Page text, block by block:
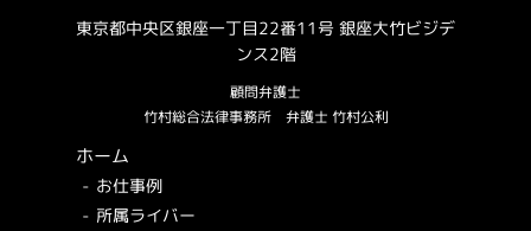
東京都中央区銀座一丁目22番11号 銀座大竹ビジデ
ンス2階
顧問弁護士
竹村総合法律事務所 弁護士 竹村公利
ホーム
お仕事例
所属ライバー